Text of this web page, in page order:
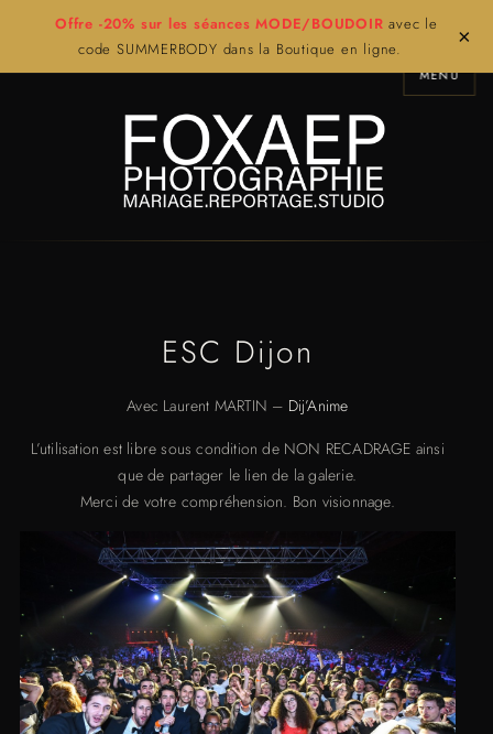
Offre -20% sur les séances MODE/BOUDOIR avec le
code SUMMERBODY dans la Boutique en ligne.
×
MENU
ESC Dijon
Avec Laurent MARTIN – Dij’Anime
L’utilisation est libre sous condition de NON RECADRAGE ainsi
que de partager le lien de la galerie.
Merci de votre compréhension. Bon visionnage.